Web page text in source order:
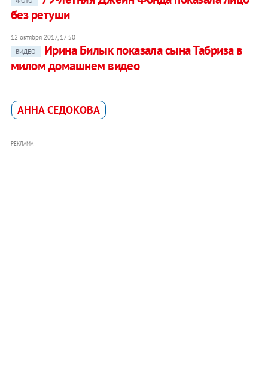
без ретуши
12 октября 2017, 17:50
ВИДЕО
Ирина Билык показала сына Табриза в
милом домашнем видео
АННА СЕДОКОВА
РЕКЛАМА